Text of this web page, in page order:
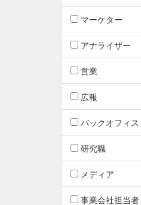
マーケター
アナライザー
営業
広報
バックオフィス
研究職
メディア
事業会社担当者